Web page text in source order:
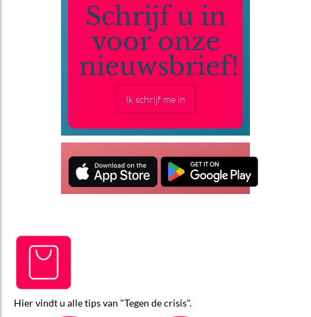
Schrijf u in
voor onze
nieuwsbrief!
Ik schrijf me in
Hier vindt u alle tips van "Tegen de crisis".